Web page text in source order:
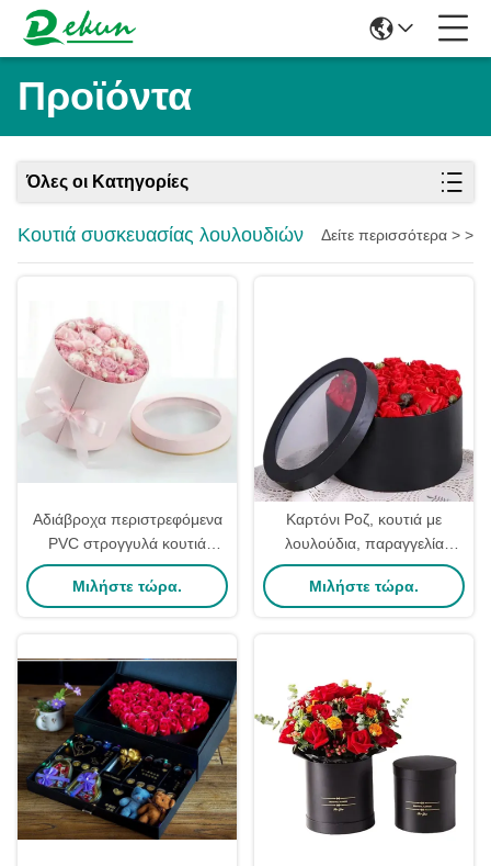
Προϊόντα
Όλες οι Κατηγορίες
Κουτιά συσκευασίας λουλουδιών Δείτε περισσότερα > >
Αδιάβροχα περιστρεφόμενα
PVC στρογγυλά κουτιά
συσκευασίας λουλουδιών
Αιώνιο τριαντάφυλλο
Μιλήστε τώρα.
Καρτόνι Ροζ, κουτιά με
λουλούδια, παραγγελία
βιομηχανικού δώρου για την
Ημέρα της Μητέρας
Μιλήστε τώρα.